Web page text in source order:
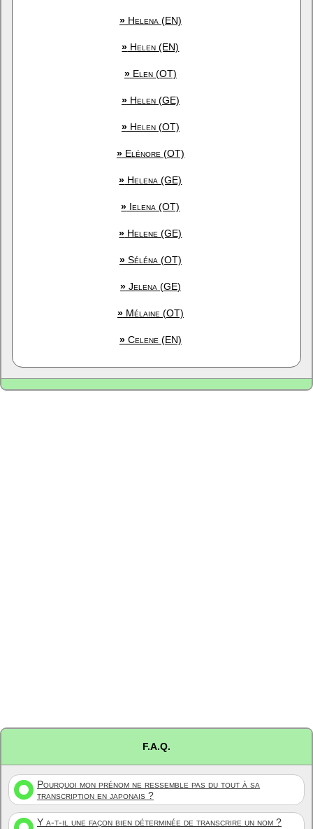
»Helena (EN)
» Helen (EN)
»Elen (OT)
»Helen (GE)
»Helen (OT)
»Elénore (OT)
» Helena (GE)
» Ielena (OT)
» Helene (GE)
»Séléna (OT)
»Jelena (GE)
»Mélaine (OT)
»Celene (EN)
F.A.Q.
Pourquoi mon prénom ne ressemble pas du tout à sa
transcription en japonais ?
Y a-t-il une façon bien déterminée de transcrire un nom ?